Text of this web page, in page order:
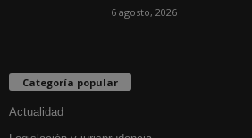
6 agosto, 2026
Categoría popular
Actualidad